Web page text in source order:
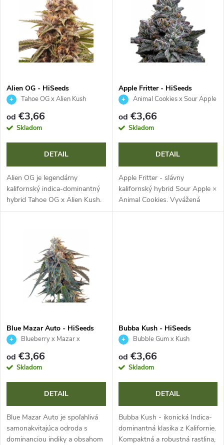
e
p
r
o
d
v
Abecedne
s
p
r
d
u
Alien OG - HiSeeds
Tahoe OG x Alien Kush
od €3,66
Skladom
DETAIL
Alien OG je legendárny
kalifornský indica-dominantný
hybrid Tahoe OG x Alien Kush.
Kompaktná, odolná rastlina s
Apple Fritter - HiSeeds
Animal Cookies x Sour Apple
od €3,66
Skladom
DETAIL
Apple Fritter - slávny
kalifornský hybrid Sour Apple ×
Animal Cookies. Vyvážená
genetika s vysokým výnosom a
Blue Mazar Auto - HiSeeds
Blueberry x Mazar x
Ruderalis
od €3,66
Skladom
DETAIL
Blue Mazar Auto je spoľahlivá
samonakvitajúca odroda s
dominanciou indiky a obsahom
Bubba Kush - HiSeeds
Bubble Gum x Kush
od €3,66
Skladom
DETAIL
Bubba Kush - ikonická Indica-
dominantná klasika z Kalifornie.
Kompaktná a robustná rastlina,